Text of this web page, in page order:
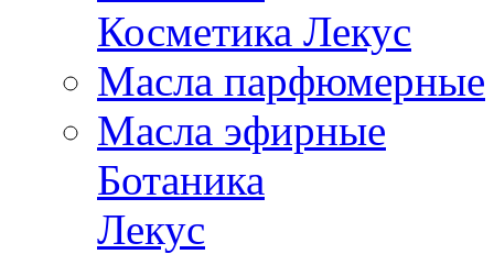
Косметика Лекус
Масла парфюмерные
Масла эфирные
Ботаника
Лекус